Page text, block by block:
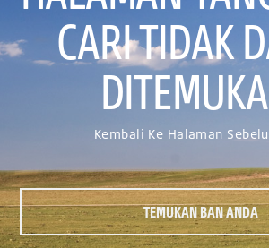
CARI TIDAK
Kembali Ke Halaman
TEMUKAN BAN ANDA